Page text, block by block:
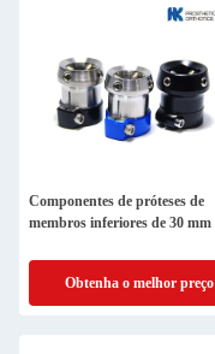
Componentes de próteses de
membros inferiores de 30 mm
Obtenha o melhor preço